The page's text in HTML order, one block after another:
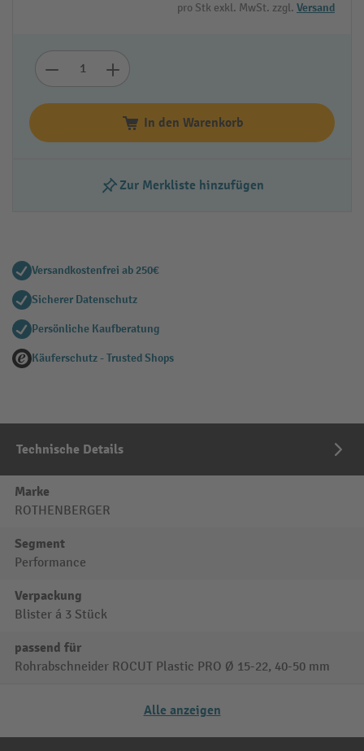
pro Stk exkl. MwSt. zzgl. Versand
In den Warenkorb
Zur Merkliste hinzufügen
Versandkostenfrei ab 250€
Sicherer Datenschutz
Persönliche Kaufberatung
Käuferschutz - Trusted Shops
Technische Details
Marke
ROTHENBERGER
Segment
Performance
Verpackung
Blister á 3 Stück
passend für
Rohrabschneider ROCUT Plastic PRO Ø 15-22, 40-50 mm
Alle anzeigen